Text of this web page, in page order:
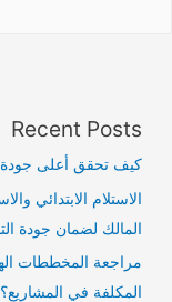
Recent Posts
كيف تحقق أعلى جودة
الاستلام الابتدائي
المالك لضمان جودة
مراجعة المخططات
المكلفة في المشاريع؟